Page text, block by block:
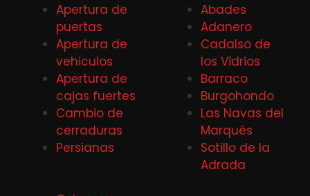
Apertura de
puertas
Apertura de
vehiculos
Apertura de
cajas fuertes
Cambio de
cerraduras
Persianas
Abades
Adanero
Cadalso de
los Vidrios
Barraco
Burgohondo
Las Navas del
Marqués
Sotillo de la
Adrada